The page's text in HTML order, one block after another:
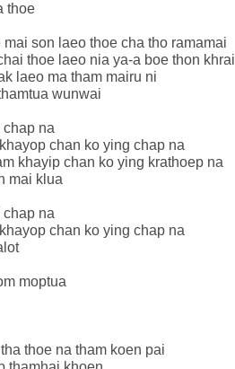
thoe
son laeo thoe cha tho ramamai
thoe laeo nia ya-a boe thon khrai
laeo ma tham mairu ni
wunwai
na
chan ko ying chap na
khayip chan ko ying krathoep na
mai klua
na
chan ko ying chap na
moptua
thoe na tham koen pai